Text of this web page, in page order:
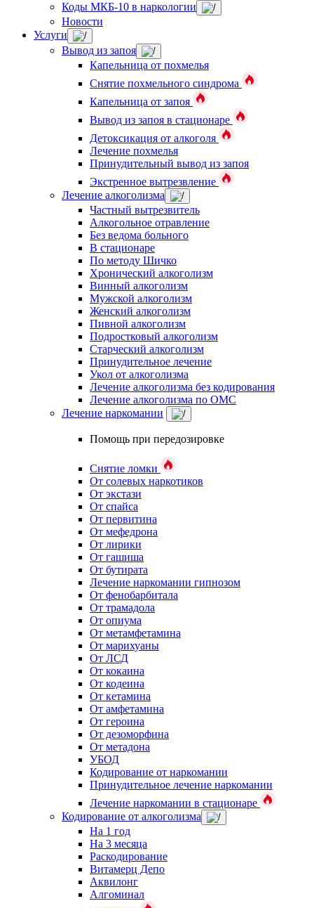
Коды МКБ-10 в наркологии
Новости
Услуги
Вывод из запоя
Капельница от похмелья
Снятие похмельного синдрома
Капельница от запоя
Вывод из запоя в стационаре
Детоксикация от алкоголя
Лечение похмелья
Принудительный вывод из запоя
Экстренное вытрезвление
Лечение алкоголизма
Частный вытрезвитель
Алкогольное отравление
Без ведома больного
В стационаре
По методу Шичко
Хронический алкоголизм
Винный алкоголизм
Мужской алкоголизм
Женский алкоголизм
Пивной алкоголизм
Подростковый алкоголизм
Старческий алкоголизм
Принудительное лечение
Укол от алкоголизма
Лечение алкоголизма без кодирования
Лечение алкоголизма по ОМС
Лечение наркомании
Помощь при передозировке
Снятие ломки
От солевых наркотиков
От экстази
От спайса
От первитина
От мефедрона
От лирики
От гашиша
От бутирата
Лечение наркомании гипнозом
От фенобарбитала
От трамадола
От опиума
От метамфетамина
От марихуаны
От ЛСД
От кокаина
От кодеина
От кетамина
От амфетамина
От героина
От дезоморфина
От метадона
УБОД
Кодирование от наркомании
Принудительное лечение наркомании
Лечение наркомании в стационаре
Кодирование от алкоголизма
На 1 год
На 3 месяца
Раскодирование
Витамерц Депо
Аквилонг
Алгоминал